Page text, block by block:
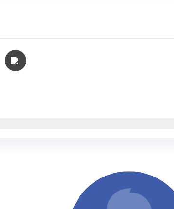
КНИГИ
Біблійне консультування